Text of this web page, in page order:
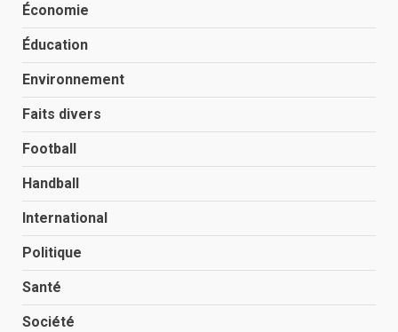
Économie
Éducation
Environnement
Faits divers
Football
Handball
International
Politique
Santé
Société